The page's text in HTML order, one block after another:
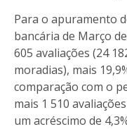
Para o apuramento
bancária de Março
605 avaliações (24
moradias), mais
comparação com o
mais 1 510
um acréscimo de